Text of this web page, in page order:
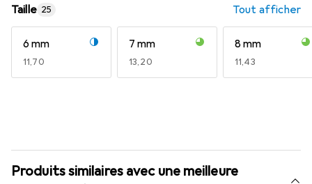
Taille 25 Tout afficher
6 mm
EUR
11,70
7 mm
EUR
13,20
8 mm
EUR
11,43
Produits similaires avec une meilleure